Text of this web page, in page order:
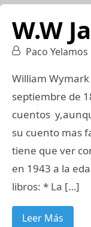
W.W
Paco Yelamos
William Wymark
septiembre de
cuentos
su cuento mas
tiene que ver
en 1943 a la
libros: * La […]
Leer Más